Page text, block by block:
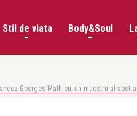
Stil de viata Body&Soul
Georges Mathieu, un maestru al